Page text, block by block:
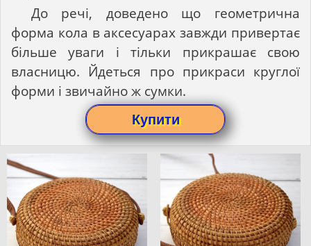
До речі, доведено що геометрична
форма кола в аксесуарах завжди привертає
більше уваги і тільки прикрашає свою
власницю. Йдеться про прикраси круглої
форми і звичайно ж сумки.